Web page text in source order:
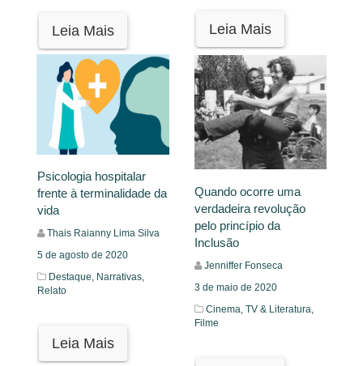
Leia Mais Leia Mais
Psicologia hospitalar
frente à terminalidade da
vida
Thais Raianny Lima Silva
5 de agosto de 2020
Destaque, Narrativas,
Relato
Leia Mais
Quando ocorre uma
verdadeira revolução
pelo princípio da
Inclusão
Jenniffer Fonseca
3 de maio de 2020
Cinema, TV & Literatura,
Filme